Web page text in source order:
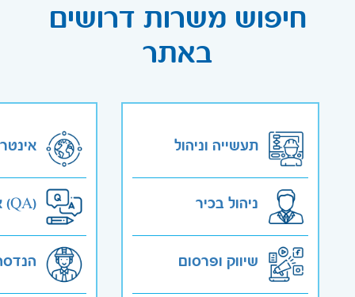
חיפוש משרות דרושים
באתר
תעשייה וניהול
ניהול בכיר
שיווק ופרסום
אבטחת איכות (QA)